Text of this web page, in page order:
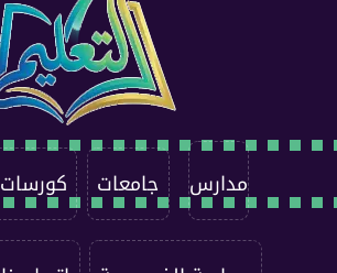
مدارس جامعات كورسات